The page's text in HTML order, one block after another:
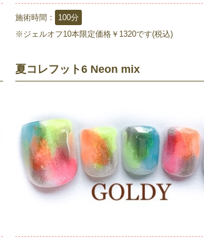
施術時間：
100分
※ジェルオフ10本限定価格￥1320です(税込)
夏コレフット6 Neon mix